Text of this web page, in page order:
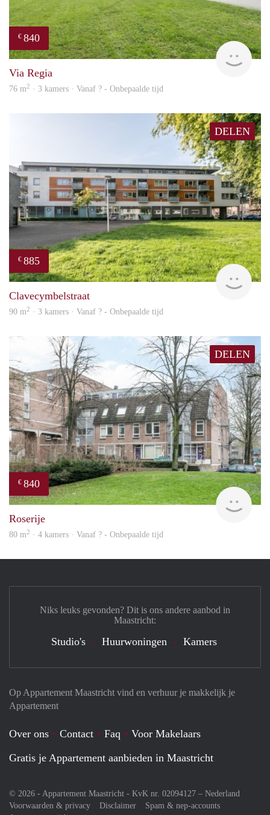
€ 840
rent
Via Regia
76 m2 · 3 kamers · Vanaf ? - Onbepaalde tijd
DELEN
€ 885
Clavecymbelstraat
90 m2 · 3 kamers · Vanaf ? - Onbepaalde tijd
DELEN
€ 840
rent
Roserije
80 m2 · 4 kamers · Vanaf ? - Onbepaalde tijd
Op Appartement Maastricht vind en verhuur je makkelijk je
Appartement
Over ons Contact Faq
Voor Makelaars
Gratis je Appartement aanbieden in Maastricht
© 2026 - Appartement Maastricht - KvK nr. 02094127 – Nederland
Voorwaarden & privacy
Disclaimer
Spam & nep-accounts
Niks leuks gevonden? Dit is ons andere aanbod in
Maastricht:
Studio's Huurwoningen Kamers